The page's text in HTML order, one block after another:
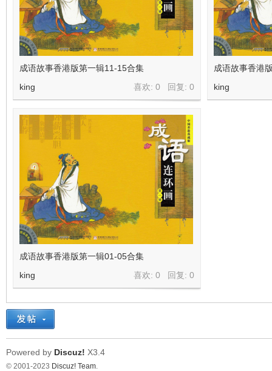
成语故事香港版第一辑11-15合集
喜欢: 0 回复: 0
king
成语故事香港
king
成语故事香港版第一辑01-05合集
喜欢: 0 回复: 0
king
Powered by Discuz! X3.4
© 2001-2023 Discuz! Team.